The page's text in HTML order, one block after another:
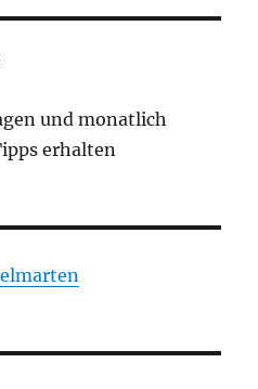
und monatlich
erhalten